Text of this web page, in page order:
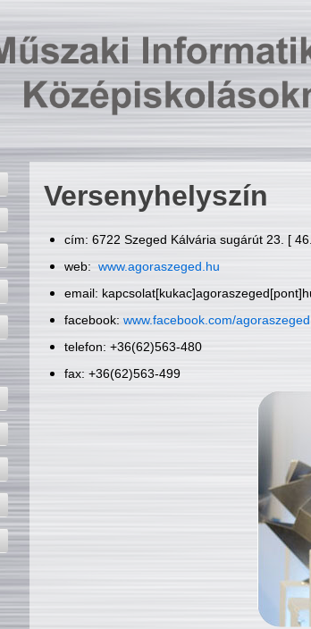
Versenyhelyszín
cím: 6722 Szeged Kálvária sugárút 23. [
web: www.agoraszeged.hu
email:
facebook: www.facebook.com/agoraszeged
telefon: +36(62)563-480
fax: +36(62)563-499